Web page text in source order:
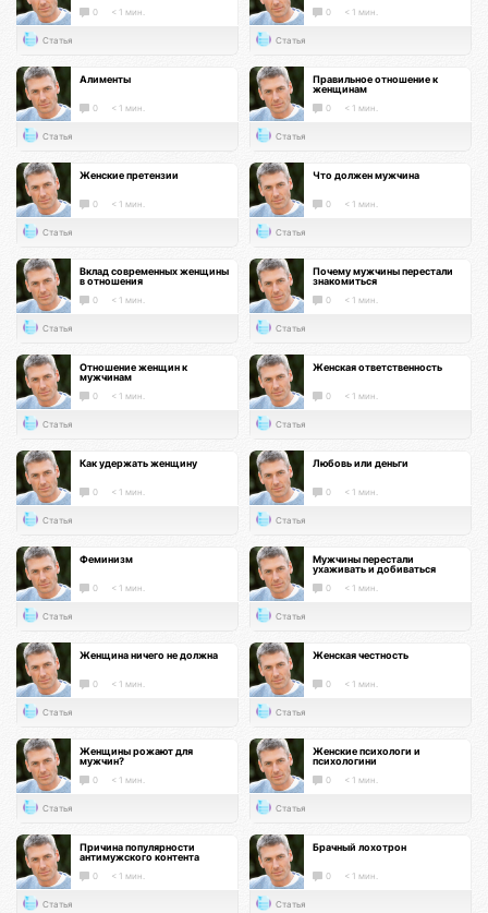
0 < 1 мин.
Статья
0 < 1 мин.
Статья
Алименты
0 < 1 мин.
Статья
Правильное отношение к
женщинам
0 < 1 мин.
Статья
Женские претензии
0 < 1 мин.
Статья
Что должен мужчина
0 < 1 мин.
Статья
Вклад современных женщины
в отношения
0 < 1 мин.
Статья
Почему мужчины перестали
знакомиться
0 < 1 мин.
Статья
Отношение женщин к
мужчинам
0 < 1 мин.
Статья
Женская ответственность
0 < 1 мин.
Статья
Как удержать женщину
0 < 1 мин.
Статья
Любовь или деньги
0 < 1 мин.
Статья
Феминизм
0 < 1 мин.
Статья
Мужчины перестали
ухаживать и добиваться
0 < 1 мин.
Статья
Женщина ничего не должна
0 < 1 мин.
Статья
Женская честность
0 < 1 мин.
Статья
Женщины рожают для
мужчин?
0 < 1 мин.
Статья
Женские психологи и
психологини
0 < 1 мин.
Статья
Причина популярности
антимужского контента
0 < 1 мин.
Статья
Брачный лохотрон
0 < 1 мин.
Статья